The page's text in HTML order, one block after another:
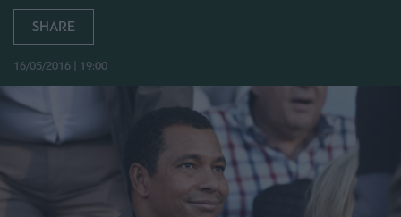
SHARE
16/05/2016 | 19:00